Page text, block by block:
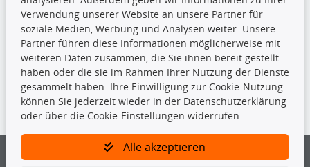
TecDoc Inside
Die hier angezeigten Daten insbesondere die gesamte Datenbank dürfen
nicht kopiert werden.
vorherige Zustimmung von TecDoc zu vervielfältigen, zu verbreiten
und/oder diese Handlungen durch Dritte ausführen zu lassen. Ein
Verwendung unserer Website an unsere Partner für
soziale Medien, Werbung und Analysen weiter. Unsere
Partner führen diese Informationen möglicherweise mit
weiteren Daten zusammen, die Sie ihnen bereit gestellt
haben oder die sie im Rahmen Ihrer Nutzung der Dienste
gesammelt haben. Ihre Einwilligung zur Cookie-Nutzung
können Sie jederzeit wieder in der Datenschutzerklärung
oder über die Cookie-Einstellungen widerrufen.
Alle akzeptieren